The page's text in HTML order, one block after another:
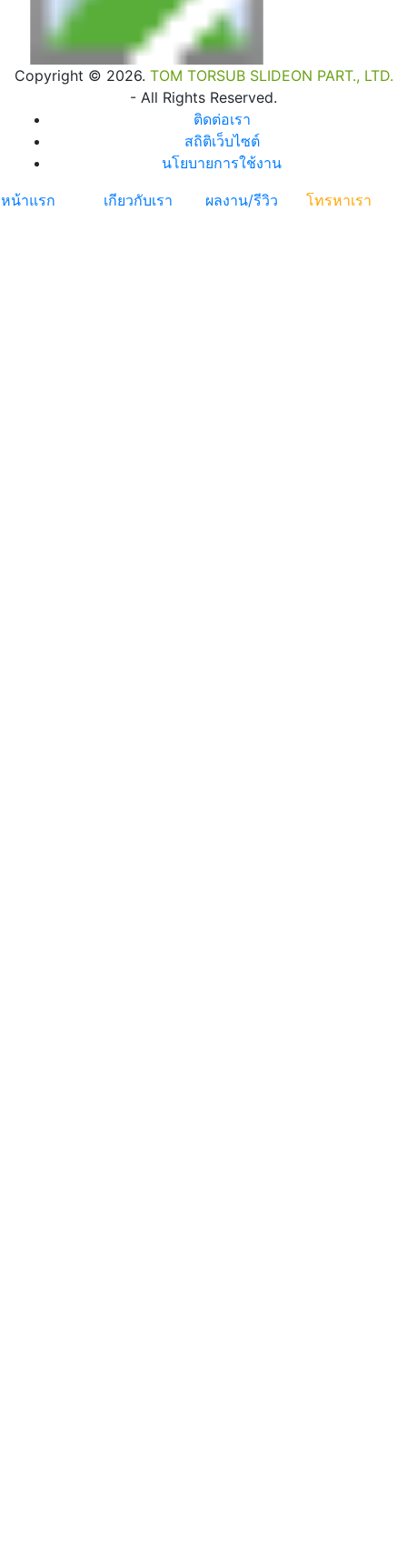
Copyright © 2026. TOM TORSUB SLIDEON PART., LTD.
- All Rights Reserved.
ติดต่อเรา
สถิติเว็บไซต์
นโยบายการใช้งาน
หน้าแรก เกียวกับเรา ผลงาน/รีวิว โทรหาเรา